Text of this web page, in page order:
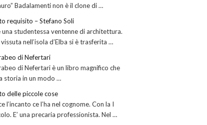
Badalamenti non è il clone di …
requisito – Stefano Soli
una studentessa ventenne di architettura.
nell’isola d’Elba si è trasferita …
di Nefertari
di Nefertari è un libro magnifico che
storia in un modo …
delle piccole cose
l’incanto ce l’ha nel cognome. Con la I
E’ una precaria professionista. Nel …